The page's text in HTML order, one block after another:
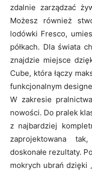
zdalnie zarządzać
Możesz również
lodówki Fresco,
półkach. Dla świata
znajdzie miejsce
Cube, która łączy
funkcjonalnym
W zakresie
nowości. Do pralek
z najbardziej
zaprojektowana
doskonałe rezultaty.
mokrych ubrań dzięki